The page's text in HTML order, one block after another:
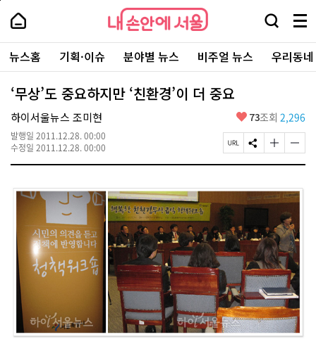
본
로
가
내
손
안
에
서
울
-
서
울
시
대
표
소
포
털
내
손
에
울
검
창
열
기
메
뉴
전
체
보
주
요
서
뉴스홈 기획·이슈 분야별 뉴스 비주얼 뉴스 우리동
‘무상’도 중요하지만 ‘친환경’이 더 중요
하이서울뉴스 조미현
발행일 2011.12.28. 00:00
수정일 2011.12.28. 00:00
좋
요
73조회 2,296
페
이
U
R
L
복
사
S
N
공
유
하
글
자
기
크
게
변
경
하
기
글
자
기
작
게
경
하
기
페
상
단
로